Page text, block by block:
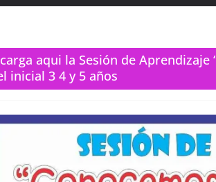
aqui la Sesión de
inicial 3 4 y 5 años